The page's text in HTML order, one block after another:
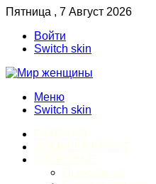
Пятница , 7 Август 2026
Войти
Switch skin
Меню
Switch skin